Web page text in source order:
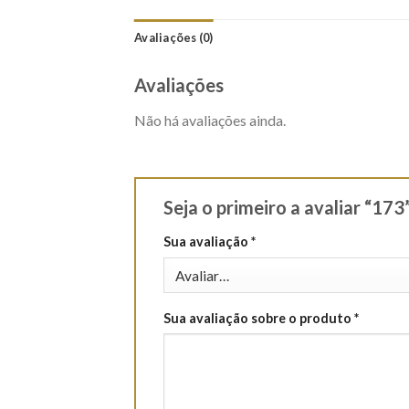
Avaliações (0)
Avaliações
Não há avaliações ainda.
Seja o primeiro a avaliar
Sua avaliação *
Sua avaliação sobre o produto *